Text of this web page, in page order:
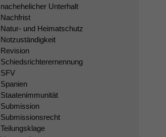
nachehelicher Unterhalt
Nachfrist
Natur- und Heimatschutz
Notzuständigkeit
Revision
Schiedsrichterernennung
SFV
Spanien
Staatenimmunität
Submission
Submissionsrecht
Teilungsklage